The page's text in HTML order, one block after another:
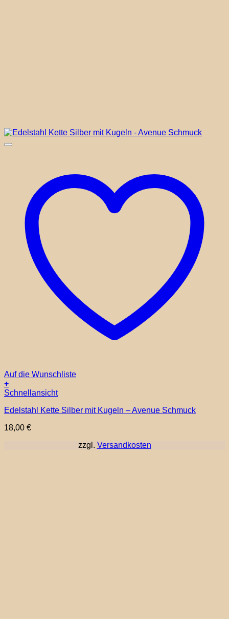
Auf die Wunschliste
+
Schnellansicht
Edelstahl Kette Silber mit Kugeln – Avenue Schmuck
18,00 €
zzgl. Versandkosten